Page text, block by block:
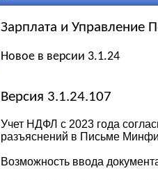
Зарплата и Управление
Новое в версии 3.1.24
Версия 3.1.24.107
Учет НДФЛ с 2023 года
разъяснений в Письме
Возможность ввода